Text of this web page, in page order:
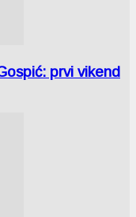
prvi vikend